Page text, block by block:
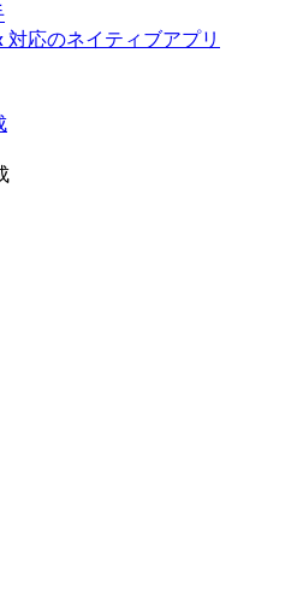
応のネイティブアプリ